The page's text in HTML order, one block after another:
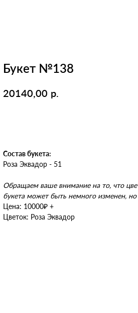
Букет №138
20140,00 р.
Состав букета:
Роза Эквадор - 51
Обращаем ваше внимание на то, что
букета может быть немного изменен,
Цена: 10000₽ +
Цветок: Роза Эквадор